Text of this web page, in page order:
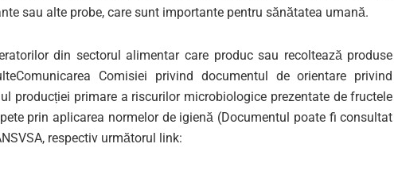
sau alte probe, care sunt importante pentru sănătatea umană.
din sectorul alimentar care produc sau recoltează produse
Comisiei privind documentul de orientare privind
producției primare a riscurilor microbiologice prezentate de fructele
prin aplicarea normelor de igienă (Documentul poate fi consultat
respectiv următorul link: